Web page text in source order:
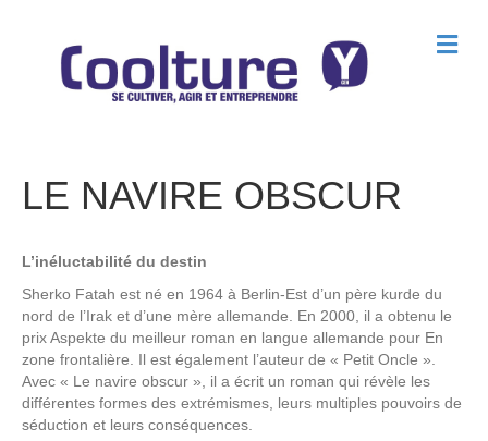
M
e
LE NAVIRE OBSCUR
L’inéluctabilité du destin
Sherko Fatah est né en 1964 à Berlin-Est d’un père kurde du
nord de l’Irak et d’une mère allemande. En 2000, il a obtenu le
prix Aspekte du meilleur roman en langue allemande pour En
zone frontalière. Il est également l’auteur de « Petit Oncle ».
Avec « Le navire obscur », il a écrit un roman qui révèle les
différentes formes des extrémismes, leurs multiples pouvoirs de
séduction et leurs conséquences.